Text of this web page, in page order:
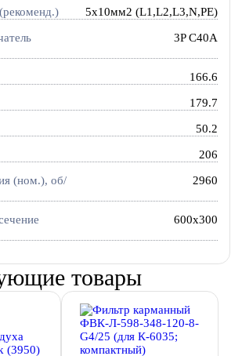
5х10мм2 (L1,L2,L3,N,PE)
3P C40A
166.6
179.7
50.2
206
(ном.), об/
2960
600x300
товары